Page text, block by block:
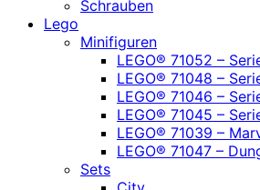
Schrauben
Lego
Minifiguren
LEGO® 71052 –
LEGO® 71048 –
LEGO® 71046 –
LEGO® 71045 –
LEGO® 71039 –
LEGO® 71047 –
Sets